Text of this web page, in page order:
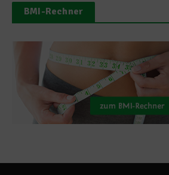
BMI-Rechner